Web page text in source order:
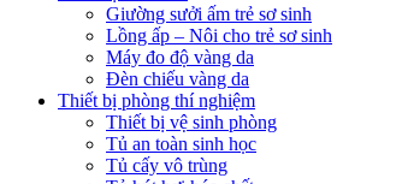
Giường sưởi ấm trẻ sơ sinh
Lồng ấp – Nôi cho trẻ sơ sinh
Máy đo độ vàng da
Đèn chiếu vàng da
Thiết bị phòng thí nghiệm
Thiết bị vệ sinh phòng
Tủ an toàn sinh học
Tủ cấy vô trùng